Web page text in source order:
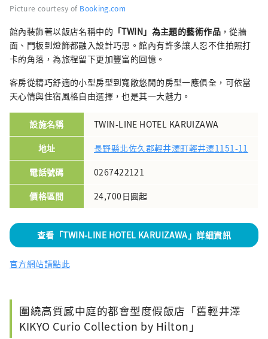
Picture courtesy of Booking.com
館內裝飾著以飯店名稱中的 「TWIN」為主題的藝術作品，從牆
面、門板到燈飾都融入設計巧思。館內有許多讓人忍不住拍照打
卡的角落，為旅程留下更加豐富的回憶。
客房從精巧舒適的小型房型到寬敞悠閒的房型一應俱全，可依當
天心情與住宿風格自由選擇，也是其一大魅力。
設施名稱
TWIN-LINE HOTEL KARUIZAWA
地址
長野縣北佐久郡輕井澤町輕井澤1151-11
電話號碼
0267422121
價格區間
24,700日圓起
查看「TWIN-LINE HOTEL KARUIZAWA」詳細資訊
官方網站請點此
圍繞高質感中庭的都會型度假飯店「舊輕井澤
KIKYO Curio Collection by Hilton」